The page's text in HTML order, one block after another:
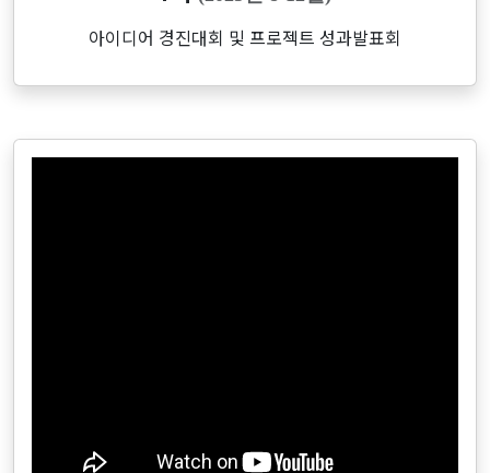
아이디어 경진대회 및 프로젝트 성과발표회